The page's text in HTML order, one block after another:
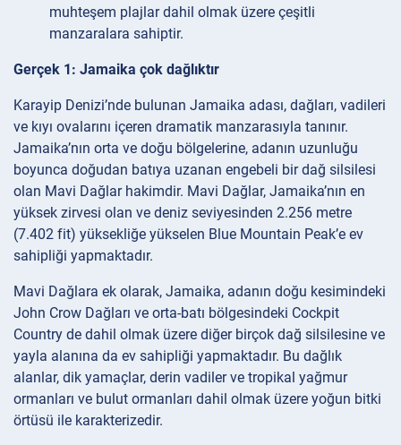
muhteşem plajlar dahil olmak üzere çeşitli
manzaralara sahiptir.
Gerçek 1: Jamaika çok dağlıktır
Karayip Denizi’nde bulunan Jamaika adası, dağları, vadileri
ve kıyı ovalarını içeren dramatik manzarasıyla tanınır.
Jamaika’nın orta ve doğu bölgelerine, adanın uzunluğu
boyunca doğudan batıya uzanan engebeli bir dağ silsilesi
olan Mavi Dağlar hakimdir. Mavi Dağlar, Jamaika’nın en
yüksek zirvesi olan ve deniz seviyesinden 2.256 metre
(7.402 fit) yüksekliğe yükselen Blue Mountain Peak’e ev
sahipliği yapmaktadır.
Mavi Dağlara ek olarak, Jamaika, adanın doğu kesimindeki
John Crow Dağları ve orta-batı bölgesindeki Cockpit
Country de dahil olmak üzere diğer birçok dağ silsilesine ve
yayla alanına da ev sahipliği yapmaktadır. Bu dağlık
alanlar, dik yamaçlar, derin vadiler ve tropikal yağmur
ormanları ve bulut ormanları dahil olmak üzere yoğun bitki
örtüsü ile karakterizedir.